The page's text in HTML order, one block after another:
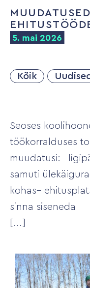
5. mai 2026
Kõik Uudised
Seoses
töökorralduses
muudatusi:–
samuti
kohas–
sinna siseneda